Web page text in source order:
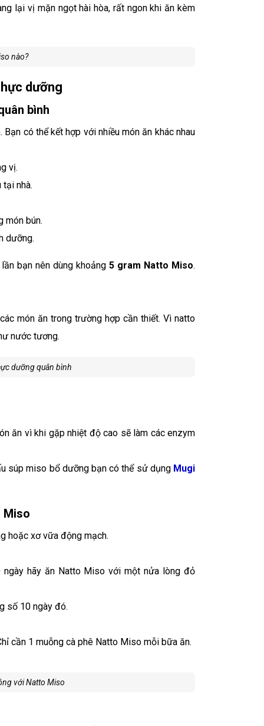
lại vị mặn ngọt hài hòa, rất ngon khi ăn kèm
nào?
dưỡng
bình
có thể kết hợp với nhiều món ăn khác nhau
vị.
nhà.
món bún.
dưỡng.
bạn nên dùng khoảng5 gram Natto Miso.
món ăn trong trường hợp cần thiết. Vì natto
nước tương.
dưỡng quân bình
ăn vì khi gặp nhiệt độ cao sẽ làm các enzym
súp miso bổ dưỡng bạn có thể sử dụng Mugi
Miso
hoặc xơ vữa động mạch.
hãy ăn Natto Miso với một nửa lòng đỏ
số 10 ngày đó.
cần 1 muỗng cà phê Natto Miso mỗi bữa ăn.
với Natto Miso